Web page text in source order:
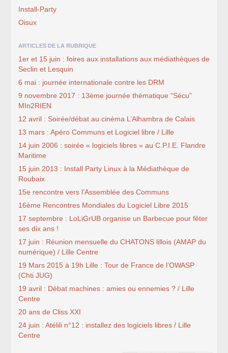
Install-Party
Oisux
ARTICLES DE LA RUBRIQUE
1er et 15 juin : foires aux installations aux médiathèques de
Seclin et Lesquin
6 mai : journée internationale contre les DRM
9 novembre 2017 : 13ème journée thématique “Sécu”
MIn2RIEN
12 avril : Soirée/débat au cinéma L’Alhambra de Calais
13 mars : Apéro Communs et Logiciel libre / Lille
14 juin 2006 : soirée « logiciels libres » au C.P.I.E. Flandre
Maritime
15 juin 2013 : Install Party Linux à la Médiathèque de
Roubaix
15e rencontre vers l’Assemblée des Communs
16ème Rencontres Mondiales du Logiciel Libre 2015
17 septembre : LoLiGrUB organise un Barbecue pour fêter
ses dix ans !
17 juin : Réunion mensuelle du CHATONS lillois (AMAP du
numérique) / Lille Centre
19 Mars 2015 à 19h Lille : Tour de France de l’OWASP
(Chti JUG)
19 avril : Débat machines : amies ou ennemies ? / Lille
Centre
20 ans de Cliss XXI
24 juin : Atélili n°12 : installez des logiciels libres / Lille
Centre